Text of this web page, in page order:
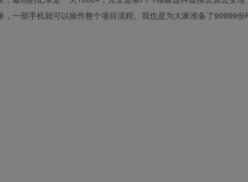
一部手机就可以操作整个项目流程。我也是为大家准备了99999